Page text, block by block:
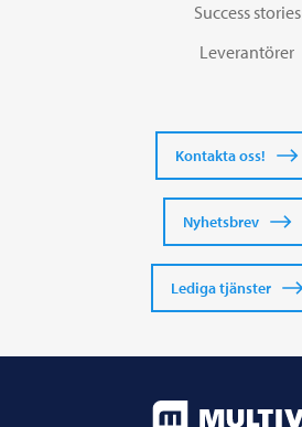
Success stories
Leverantörer
Kontakta oss!
Nyhetsbrev
Lediga tjänster